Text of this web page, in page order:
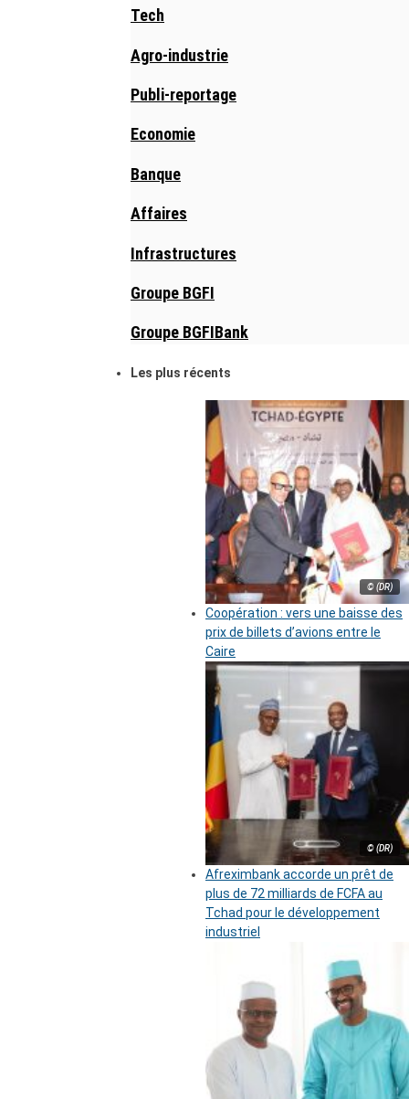
Tech
Agro-industrie
Publi-reportage
Economie
Banque
Affaires
Infrastructures
Groupe BGFI
Groupe BGFIBank
Les plus récents
© (DR)
Coopération : vers une baisse des
prix de billets d’avions entre le
Caire
© (DR)
Afreximbank accorde un prêt de
plus de 72 milliards de FCFA au
Tchad pour le développement
industriel